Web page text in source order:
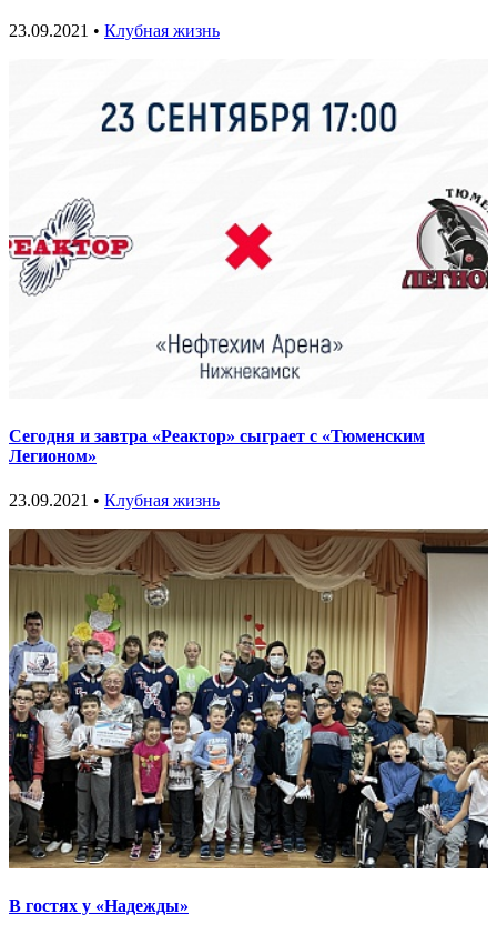
23.09.2021 • Клубная жизнь
Сегодня и завтра «Реактор» сыграет с «Тюменским
Легионом»
23.09.2021 • Клубная жизнь
В гостях у «Надежды»